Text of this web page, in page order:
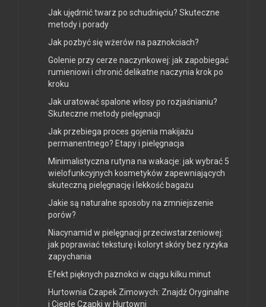
Jak ujędrnić twarz po schudnięciu? Skuteczne
metody i porady
Jak pozbyć się wżerów na paznokciach?
Golenie przy cerze naczynkowej: jak zapobiegać
rumieniowi i chronić delikatne naczynia krok po
kroku
Jak uratować spalone włosy po rozjaśnianiu?
Skuteczne metody pielęgnacji
Jak przebiega proces gojenia makijażu
permanentnego? Etapy i pielęgnacja
Minimalistyczna rutyna na wakacje: jak wybrać 5
wielofunkcyjnych kosmetyków zapewniających
skuteczną pielęgnację i lekkość bagażu
Jakie są naturalne sposoby na zmniejszenie
porów?
Niacynamid w pielęgnacji przeciwstarzeniowej:
jak poprawiać teksturę i koloryt skóry bez ryzyka
zapychania
Efekt pięknych paznokci w ciągu kilku minut
Hurtownia Czapek Zimowych: Znajdź Oryginalne
i Ciepłe Czapki w Hurtowni